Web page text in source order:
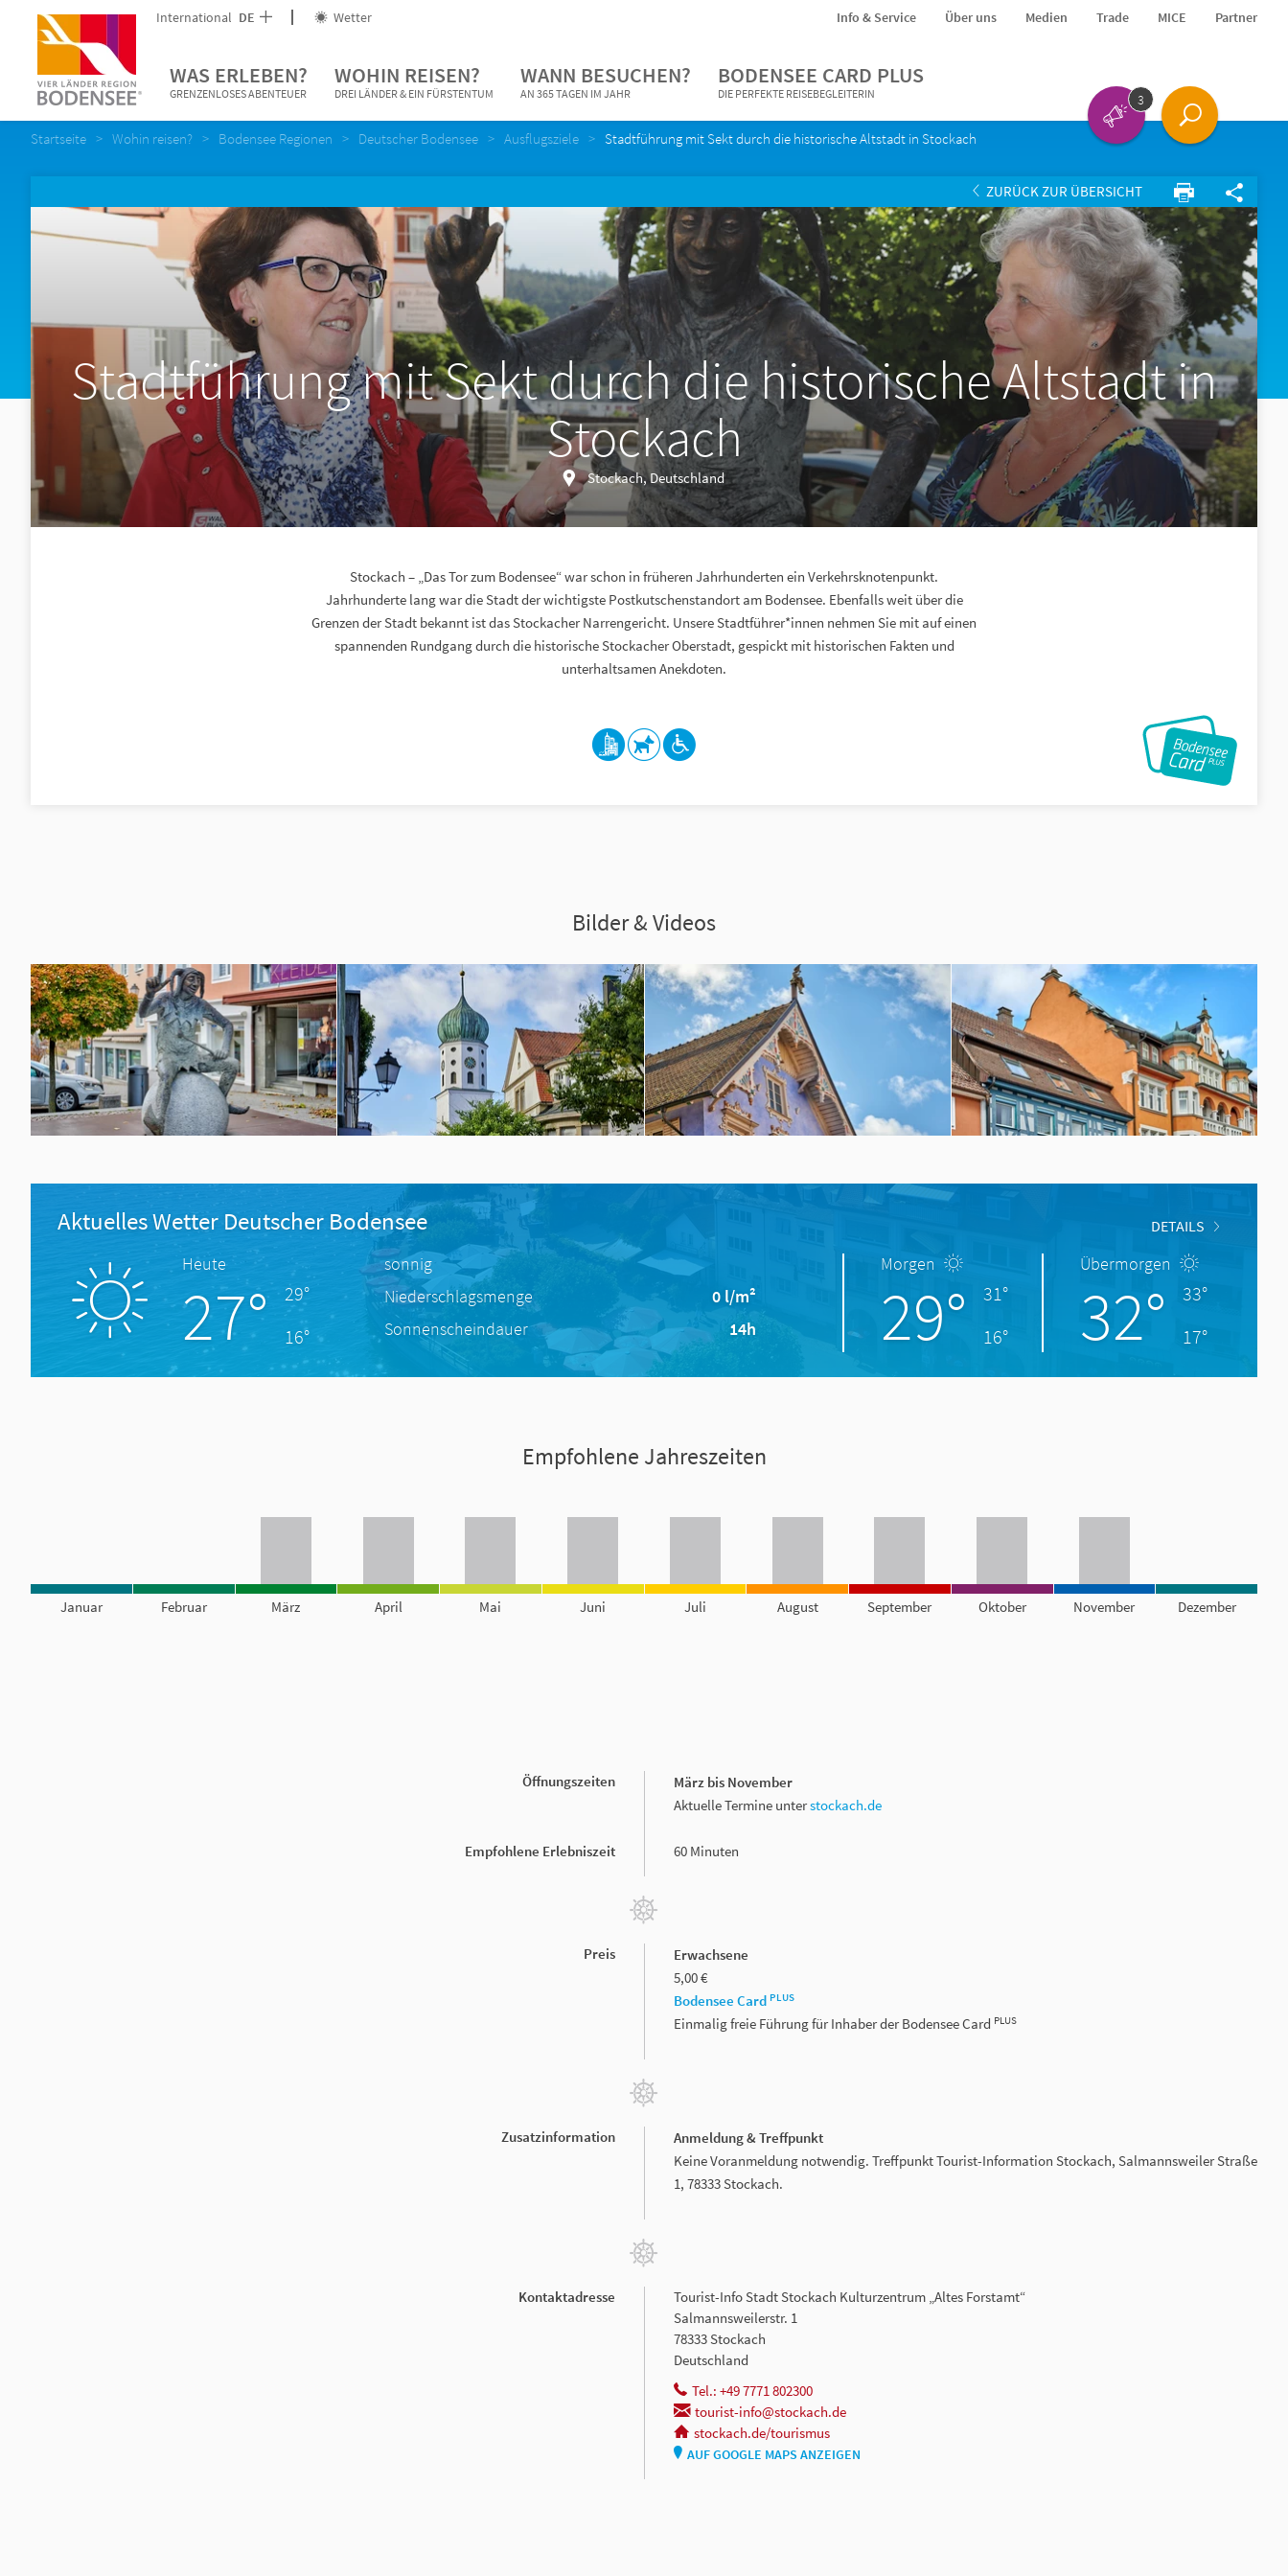
International DE Wetter Info & Service Über uns Medien Trade MICE Partner
WAS ERLEBEN?
GRENZENLOSES ABENTEUER
WOHIN REISEN?
DREI LÄNDER & EIN FÜRSTENTUM
WANN BESUCHEN?
AN 365 TAGEN IM JAHR
BODENSEE CARD PLUS
DIE PERFEKTE REISEBEGLEITERIN 3
Startseite Wohin reisen? Bodensee Regionen Deutscher Bodensee Ausflugsziele Stadtführung mit Sekt durch die historische Altstadt in Stockach
ZURÜCK ZUR ÜBERSICHT
Stadtführung mit Sekt durch die historische Altstadt in
Stockach
Stockach, Deutschland
Stockach – „Das Tor zum Bodensee“ war schon in früheren Jahrhunderten ein Verkehrsknotenpunkt.
Jahrhunderte lang war die Stadt der wichtigste Postkutschenstandort am Bodensee. Ebenfalls weit über die
Grenzen der Stadt bekannt ist das Stockacher Narrengericht. Unsere Stadtführer*innen nehmen Sie mit auf einen
spannenden Rundgang durch die historische Stockacher Oberstadt, gespickt mit historischen Fakten und
unterhaltsamen Anekdoten.
Bilder & Videos
Aktuelles Wetter Deutscher Bodensee DETAILS
Heute
27°
29°
16°
sonnig
Niederschlagsmenge
0 l/m²
Sonnenscheindauer
14h
Morgen
29°
31°
16°
Übermorgen
32°
33°
17°
Empfohlene Jahreszeiten
Januar Februar März April Mai Juni Juli August September Oktober November Dezember
Öffnungszeiten
März bis November
Aktuelle Termine unterstockach.de
Empfohlene Erlebniszeit 60 Minuten
Preis
Erwachsene
5,00 €
Bodensee Card PLUS
Einmalig freie Führung für Inhaber der Bodensee Card PLUS
Zusatzinformation
Anmeldung & Treffpunkt
Keine Voranmeldung notwendig. Treffpunkt Tourist-Information Stockach, Salmannsweiler Straße
1, 78333 Stockach.
Kontaktadresse
Tourist-Info Stadt Stockach Kulturzentrum „Altes Forstamt“
Salmannsweilerstr. 1
78333 Stockach
Deutschland
Tel.: +49 7771 802300
tourist-info@stockach.de
stockach.de/tourismus
AUF GOOGLE MAPS ANZEIGEN